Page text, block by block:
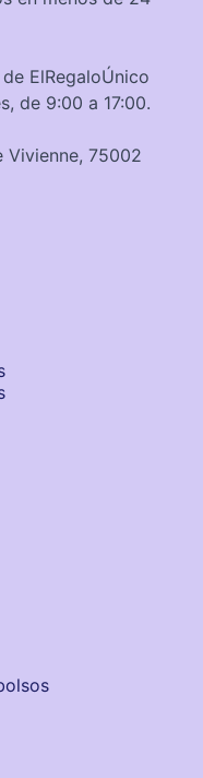
ElRegaloÚnico
de 9:00 a 17:00.
Vivienne, 75002